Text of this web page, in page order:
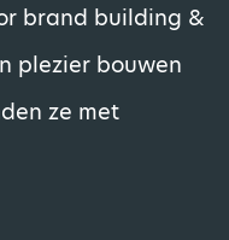
brand building &
plezier bouwen
ze met